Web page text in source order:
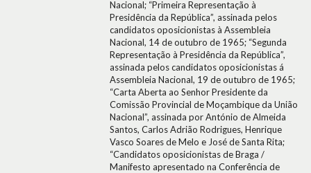
Nacional; “Primeira Representação à
Presidência da República”, assinada pelos
candidatos oposicionistas à Assembleia
Nacional, 14 de outubro de 1965; “Segunda
Representação à Presidência da República”,
assinada pelos candidatos oposicionistas á
Assembleia Nacional, 19 de outubro de 1965;
“Carta Aberta ao Senhor Presidente da
Comissão Provincial de Moçambique da União
Nacional”, assinada por António de Almeida
Santos, Carlos Adrião Rodrigues, Henrique
Vasco Soares de Melo e José de Santa Rita;
“Candidatos oposicionistas de Braga /
Manifesto apresentado na Conferência de